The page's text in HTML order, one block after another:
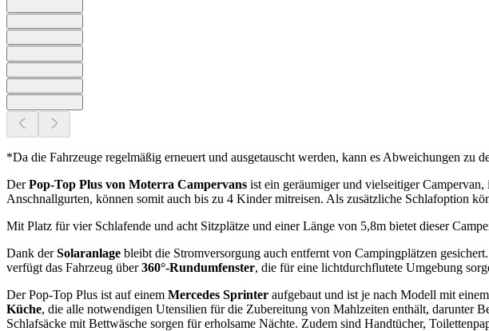
*Da die Fahrzeuge regelmäßig erneuert und ausgetauscht werden, kann es Abweichungen zu
DerPop-Top Plus von Moterra Campervans ist ein geräumiger und vielseitiger
Anschnallgurten, können somit auch bis zu 4 Kinder mitreisen. Als zusätzliche Schlafoption
Mit Platz für vier Schlafende und acht Sitzplätze und einer Länge von 5,8m bietet dieser
Dank derSolaranlage bleibt die Stromversorgung auch entfernt von Campingplätzen
verfügt das Fahrzeug über360°-Rundumfenster, die für eine lichtdurchflutete Umgebung
Der Pop-Top Plus ist auf einem Mercedes Sprinter aufgebaut und ist je nach Modell mit einem
Küche, die alle notwendigen Utensilien für die Zubereitung von Mahlzeiten enthält, darunter
Schlafsäcke mit Bettwäsche sorgen für erholsame Nächte. Zudem sind Handtücher,